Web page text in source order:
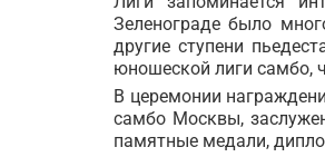
Зеленограде было
другие ступени
юношеской лиги самбо,
В церемонии
самбо Москвы,
памятные медали,